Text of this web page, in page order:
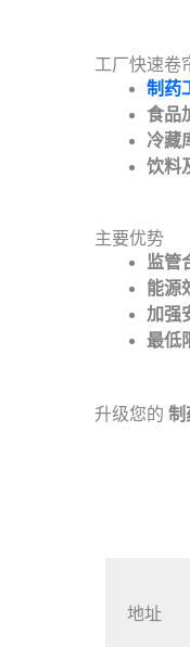
工厂快速卷
制药
食品
冷藏
饮料
主要优势
监管
能源
加强
最低
升级您的 制
地址